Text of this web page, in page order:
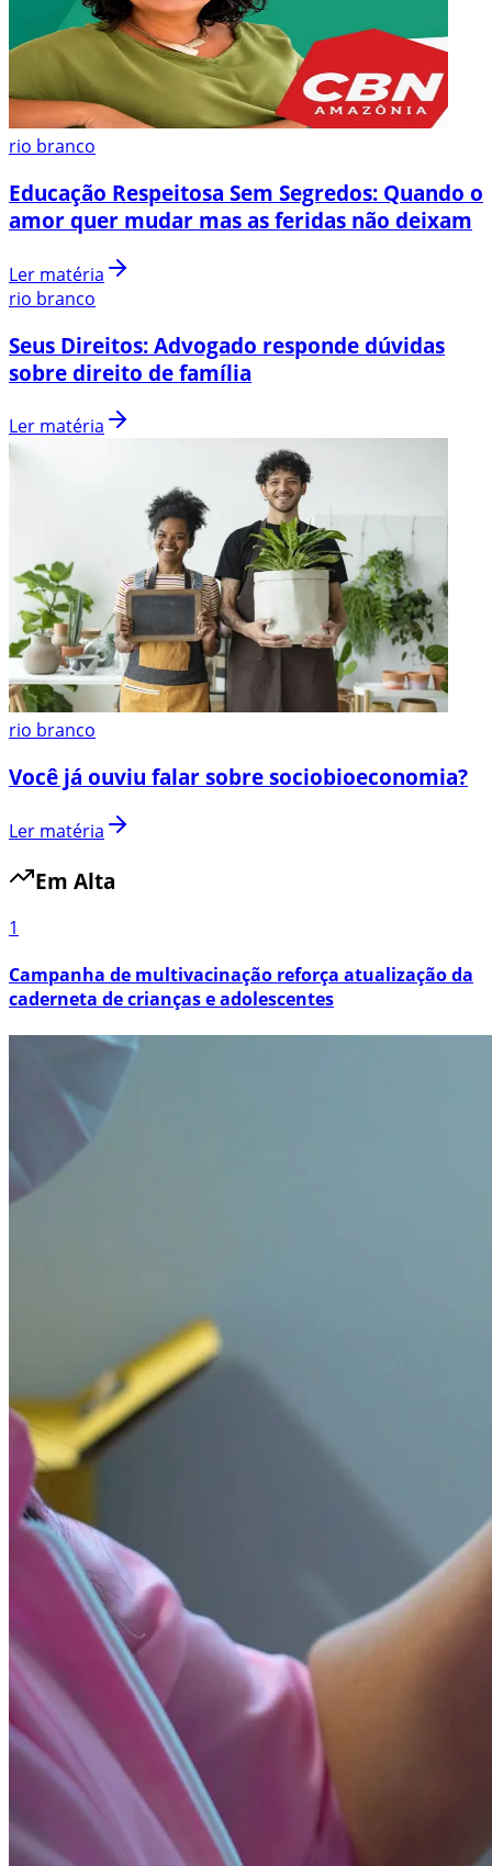
rio branco
Educação Respeitosa Sem Segredos: Quando o
amor quer mudar mas as feridas não deixam
Ler matéria
rio branco
Seus Direitos: Advogado responde dúvidas
sobre direito de família
Ler matéria
rio branco
Você já ouviu falar sobre sociobioeconomia?
Ler matéria
Em Alta
1
Campanha de multivacinação reforça atualização da
caderneta de crianças e adolescentes